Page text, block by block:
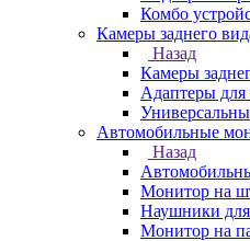
Комбо
Камеры заднего
Назад
Камеры
Адаптеры для
Автомобильные
Назад
Монитор на
Наушники
Монитор на